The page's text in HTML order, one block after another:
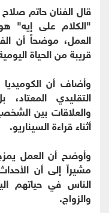
قال الفنان حاتم
"الكلام على إيه"
العمل، موضحاً أن
قريبة من الحياة
وأضاف أن
التقليدي
والعلاقات بين
أثناء قراءة السيناريو.
وأوضح أن العمل يمزج
مشيراً إلى أن
الناس في حياتهم
والزواج.